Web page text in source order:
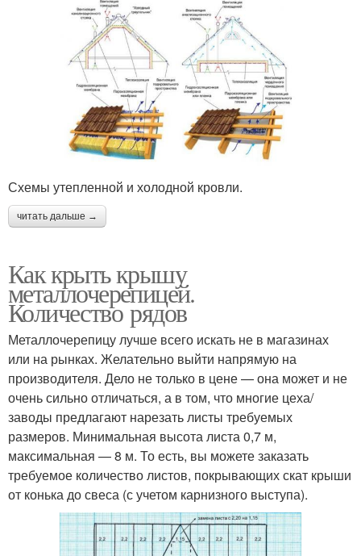
Схемы утепленной и холодной кровли.
читать дальше →
Как крыть крышу
металлочерепицей.
Количество рядов
Металлочерепицу лучше всего искать не в магазинах
или на рынках. Желательно выйти напрямую на
производителя. Дело не только в цене — она может и не
очень сильно отличаться, а в том, что многие цеха/
заводы предлагают нарезать листы требуемых
размеров. Минимальная высота листа 0,7 м,
максимальная — 8 м. То есть, вы можете заказать
требуемое количество листов, покрывающих скат крыши
от конька до свеса (с учетом карнизного выступа).